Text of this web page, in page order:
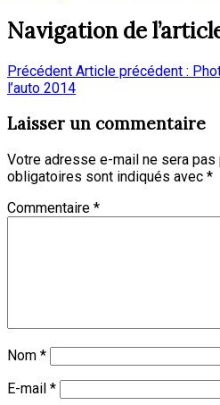
Navigation de
Précédent Article précédent :
l’auto 2014
Laisser un commentaire
Votre adresse e-mail ne sera pas
obligatoires sont indiqués avec *
Commentaire *
Nom *
E-mail *